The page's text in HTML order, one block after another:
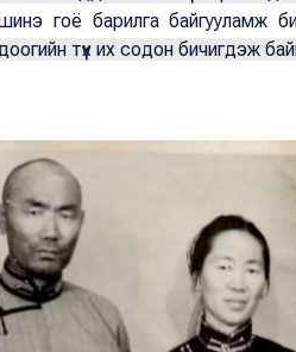
гоё барилга байгууламж
түүх их содон бичигдэж